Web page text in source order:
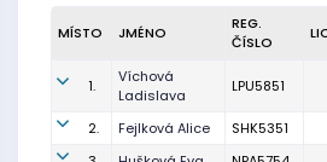
MÍSTO JMÉNO
REG.
ČÍSLO
1.
Víchová
Ladislava
LPU5851
2. Fejlková Alice SHK5351